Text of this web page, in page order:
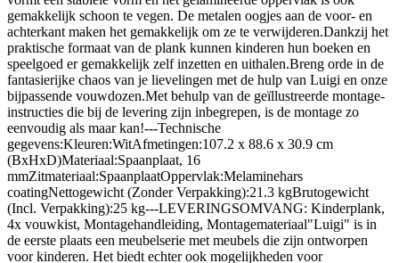
gemakkelijk schoon te vegen. De metalen oogjes aan de voor- en
achterkant maken het gemakkelijk om ze te verwijderen.Dankzij het
praktische formaat van de plank kunnen kinderen hun boeken en
speelgoed er gemakkelijk zelf inzetten en uithalen.Breng orde in de
fantasierijke chaos van je lievelingen met de hulp van Luigi en onze
bijpassende vouwdozen.Met behulp van de geïllustreerde montage-
instructies die bij de levering zijn inbegrepen, is de montage zo
eenvoudig als maar kan!---Technische
gegevens:Kleuren:WitAfmetingen:107.2 x 88.6 x 30.9 cm
(BxHxD)Materiaal:Spaanplaat, 16
mmZitmateriaal:SpaanplaatOppervlak:Melaminehars
coatingNettogewicht (Zonder Verpakking):21.3 kgBrutogewicht
(Incl. Verpakking):25 kg---LEVERINGSOMVANG: Kinderplank,
4x vouwkist, Montagehandleiding, Montagemateriaal"Luigi" is in
de eerste plaats een meubelserie met meubels die zijn ontworpen
voor kinderen. Het biedt echter ook mogelijkheden voor